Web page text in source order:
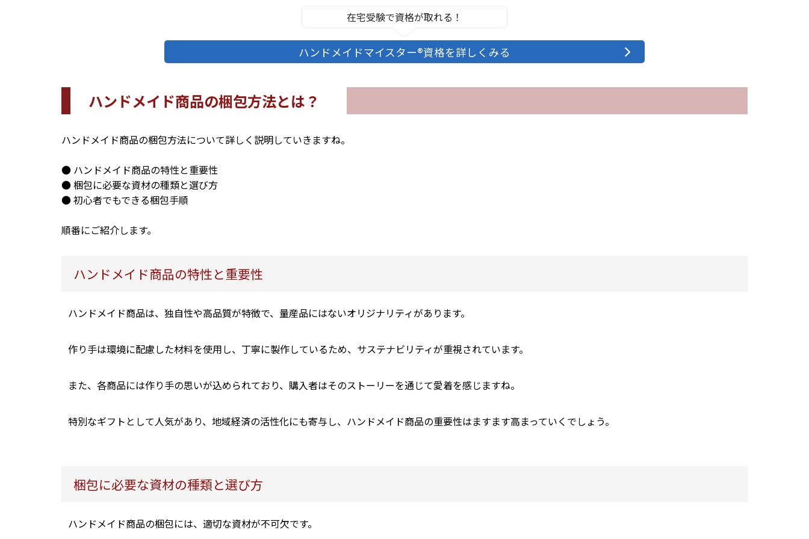
在宅受験で資格が取れる！
ハンドメイドマイスター®資格を詳しくみる
ハンドメイド商品の梱包方法とは？
ハンドメイド商品の梱包方法について詳しく説明していきますね。
● ハンドメイド商品の特性と重要性
● 梱包に必要な資材の種類と選び方
● 初心者でもできる梱包手順
順番にご紹介します。
ハンドメイド商品の特性と重要性
ハンドメイド商品は、独自性や高品質が特徴で、量産品にはないオリジナリティがあります。
作り手は環境に配慮した材料を使用し、丁寧に製作しているため、サステナビリティが重視されています。
また、各商品には作り手の思いが込められており、購入者はそのストーリーを通じて愛着を感じますね。
特別なギフトとして人気があり、地域経済の活性化にも寄与し、ハンドメイド商品の重要性はますます高まっていくでしょう。
梱包に必要な資材の種類と選び方
ハンドメイド商品の梱包には、適切な資材が不可欠です。